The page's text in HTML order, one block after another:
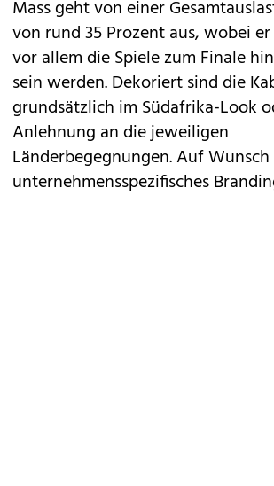
Mass geht von einer
von rund 35 Prozent aus, wobei
vor allem die Spiele zum Finale
sein werden. Dekoriert sind die
grundsätzlich im Südafrika-Look
Anlehnung an die jeweiligen
Länderbegegnungen. Auf
unternehmensspezifisches